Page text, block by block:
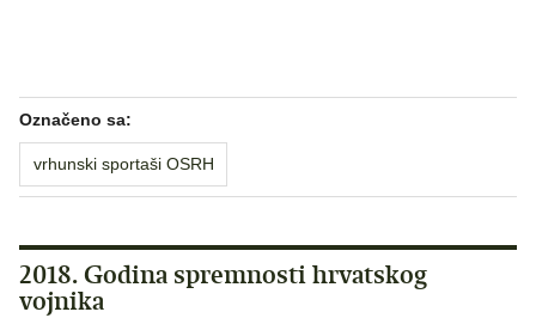
Označeno sa:
vrhunski sportaši OSRH
2018. Godina spremnosti hrvatskog
vojnika